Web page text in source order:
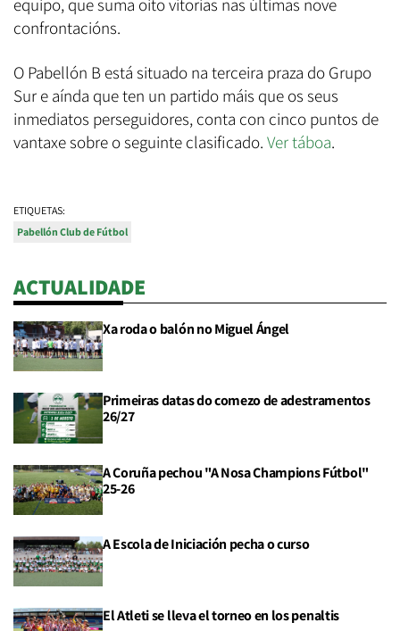
equipo, que suma oito vitorias nas últimas nove
confrontacións.
O Pabellón B está situado na terceira praza do Grupo
Sur e aínda que ten un partido máis que os seus
inmediatos perseguidores, conta con cinco puntos de
vantaxe sobre o seguinte clasificado. Ver táboa.
ETIQUETAS:
Pabellón Club de Fútbol
ACTUALIDADE
Xa roda o balón no Miguel Ángel
Primeiras datas do comezo de adestramentos
26/27
A Coruña pechou "A Nosa Champions Fútbol"
25-26
A Escola de Iniciación pecha o curso
El Atleti se lleva el torneo en los penaltis